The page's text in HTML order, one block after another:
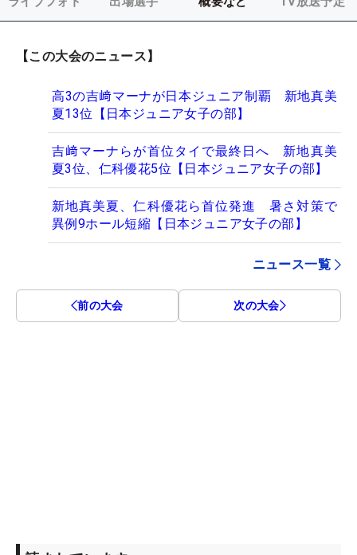
【この大会のニュース】
高3の吉﨑マーナが日本ジュニア制覇 新地真美
夏13位【日本ジュニア女子の部】
吉﨑マーナらが首位タイで最終日へ 新地真美
夏3位、仁科優花5位【日本ジュニア女子の部】
新地真美夏、仁科優花ら首位発進 暑さ対策で
異例9ホール短縮【日本ジュニア女子の部】
ニュース一覧
前の大会 次の大会